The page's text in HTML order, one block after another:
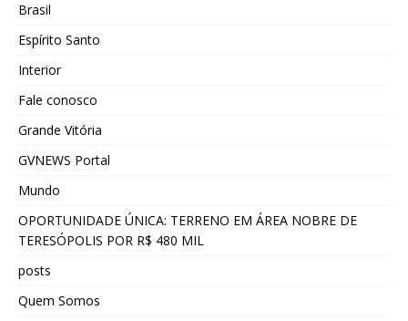
Brasil
Espírito Santo
Interior
Fale conosco
Grande Vitória
GVNEWS Portal
Mundo
OPORTUNIDADE ÚNICA: TERRENO EM ÁREA NOBRE DE
TERESÓPOLIS POR R$ 480 MIL
posts
Quem Somos